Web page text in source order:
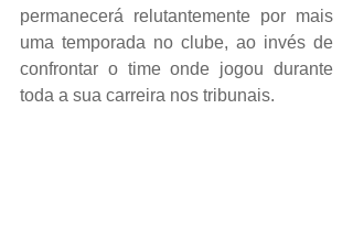
permanecerá relutantemente por mais
uma temporada no clube, ao invés de
confrontar o time onde jogou durante
toda a sua carreira nos tribunais.